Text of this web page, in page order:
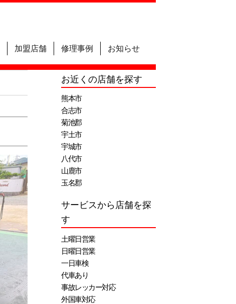
加盟店舗 修理事例 お知らせ
お近くの店舗を探す
熊本市
合志市
菊池郡
宇土市
宇城市
八代市
山鹿市
玉名郡
サービスから店舗を探
す
土曜日営業
日曜日営業
一日車検
代車あり
事故レッカー対応
外国車対応